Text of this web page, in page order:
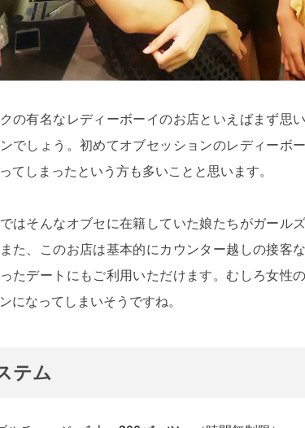
の有名なレディーボーイのお店といえばまず思
でしょう。初めてオブセッションのレディーボ
てしまったという方も多いことと思います。
はそんなオブセに在籍していた娘たちがガール
た、このお店は基本的にカウンター越しの接客
たデートにもご利用いただけます。むしろ女性
になってしまいそうですね。
テム